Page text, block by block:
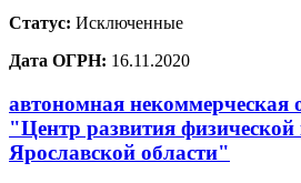
Статус: Исключенные
Дата ОГРН: 16.11.2020
автономная некоммерческая
"Центр развития
Ярославской области"